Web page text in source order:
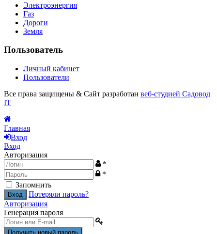
Электроэнергия
Газ
Дороги
Земля
Пользователь
Личный кабинет
Пользователи
Все права защищены & Сайт разработан веб-студией Садовод
IT
Главная
Вход
Вход
Авторизация
*
*
Запомнить
Потеряли пароль?
Авторизация
Генерация пароля